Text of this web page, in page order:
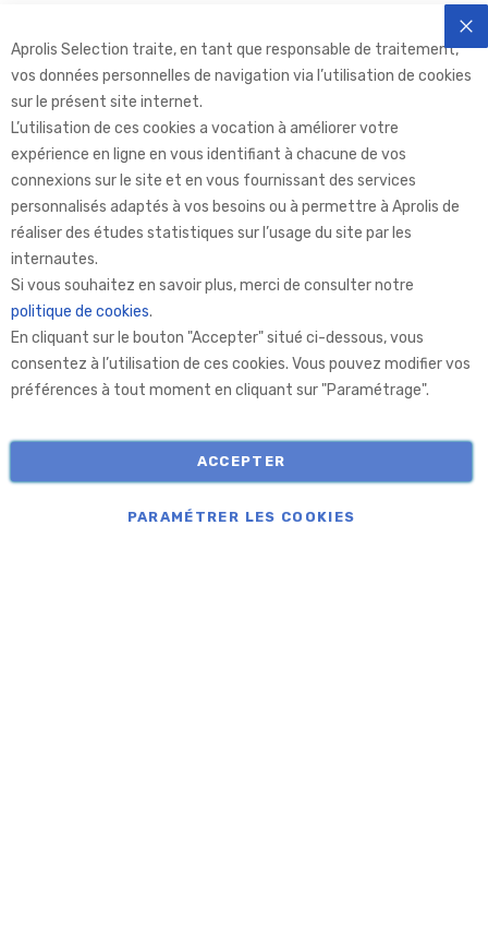
Aprolis Selection
Aprolis
Aprolis Selection traite, en tant que responsable de traitement,
vos données personnelles de navigation via l’utilisation de cookies
sur le présent site internet.
L’utilisation de ces cookies a vocation à améliorer votre
expérience en ligne en vous identifiant à chacune de vos
connexions sur le site et en vous fournissant des services
personnalisés adaptés à vos besoins ou à permettre à Aprolis de
réaliser des études statistiques sur l’usage du site par les
internautes.
Si vous souhaitez en savoir plus, merci de consulter notre
politique de cookies.
En cliquant sur le bouton "Accepter" situé ci-dessous, vous
consentez à l’utilisation de ces cookies. Vous pouvez modifier vos
préférences à tout moment en cliquant sur "Paramétrage".
ACCEPTER
PARAMÉTRER LES COOKIES